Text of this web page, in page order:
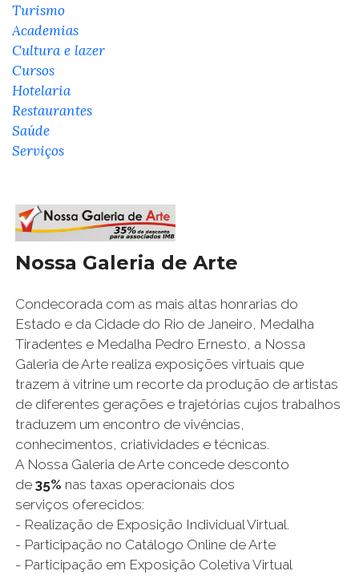
Turismo
Academias
Cultura e lazer
Cursos
Hotelaria
Restaurantes
Saúde
Serviços
Nossa Galeria de Arte
Condecorada com as mais altas honrarias do
Estado e da Cidade do Rio de Janeiro, Medalha
Tiradentes e Medalha Pedro Ernesto, a Nossa
Galeria de Arte realiza exposições virtuais que
trazem à vitrine um recorte da produção de artistas
de diferentes gerações e trajetórias cujos trabalhos
traduzem um encontro de vivências,
conhecimentos, criatividades e técnicas.
A Nossa Galeria de Arte concede desconto
de 35% nas taxas operacionais dos
serviços oferecidos:
- Realização de Exposição Individual Virtual.
- Participação no Catálogo Online de Arte
- Participação em Exposição Coletiva Virtual